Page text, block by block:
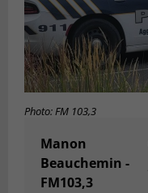
Photo: FM 103,3
Manon
Beauchemin -
FM103,3